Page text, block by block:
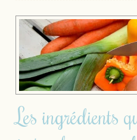
Les ingrédients